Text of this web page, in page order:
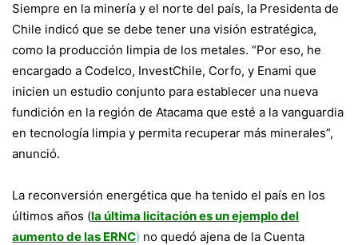
Siempre en la minería y el norte del país, la Presidenta de
Chile indicó que se debe tener una visión estratégica,
como la producción limpia de los metales. “Por eso, he
encargado a Codelco, InvestChile, Corfo, y Enami que
inicien un estudio conjunto para establecer una nueva
fundición en la región de Atacama que esté a la vanguardia
en tecnología limpia y permita recuperar más minerales”,
anunció.
La reconversión energética que ha tenido el país en los
últimos años (la última licitación es un ejemplo del
aumento de las ERNC) no quedó ajena de la Cuenta